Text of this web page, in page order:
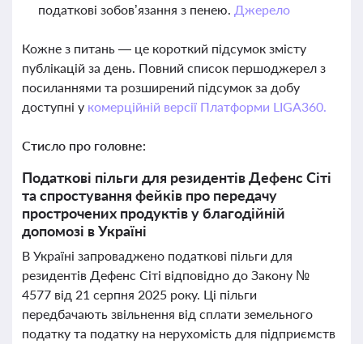
податкові зобов’язання з пенею. Джерело
Кожне з питань — це короткий підсумок змісту
публікацій за день. Повний список першоджерел з
посиланнями та розширений підсумок за добу
доступні у комерційній версії Платформи LIGA360.
Стисло про головне:
Податкові пільги для резидентів Дефенс Сіті
та спростування фейків про передачу
прострочених продуктів у благодійній
допомозі в Україні
В Україні запроваджено податкові пільги для
резидентів Дефенс Сіті відповідно до Закону №
4577 від 21 серпня 2025 року. Ці пільги
передбачають звільнення від сплати земельного
податку та податку на нерухомість для підприємств